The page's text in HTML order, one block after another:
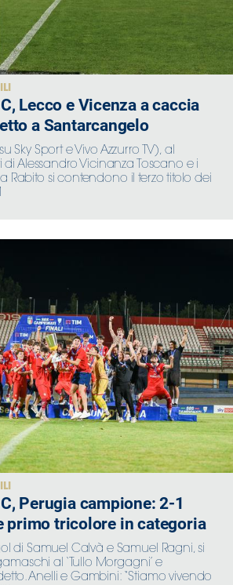
Lecco e Vicenza a caccia
a Santarcangelo
Sky Sport e Vivo Azzurro TV), al
di Alessandro Vicinanza Toscano e i
Rabito si contendono il terzo titolo dei
Perugia campione: 2-1
primo tricolore in categoria
di Samuel Calvà e Samuel Ragni, si
al ‘Tullo Morgagni’ e
Anelli e Gambini: “Stiamo vivendo